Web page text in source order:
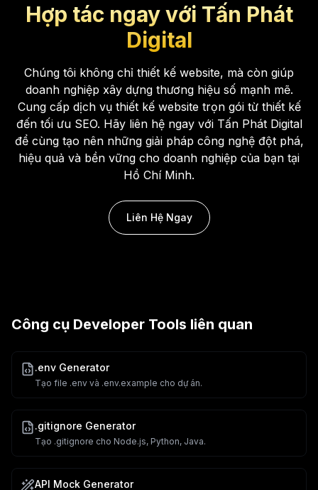
Hợp tác ngay với Tấn Phát
Digital
Chúng tôi không chỉ thiết kế website, mà còn giúp
doanh nghiệp xây dựng thương hiệu số mạnh mẽ.
Cung cấp dịch vụ thiết kế website trọn gói từ thiết kế
đến tối ưu SEO. Hãy liên hệ ngay với Tấn Phát Digital
để cùng tạo nên những giải pháp công nghệ đột phá,
hiệu quả và bền vững cho doanh nghiệp của bạn tại
Hồ Chí Minh.
Liên Hệ Ngay
Công cụ Developer Tools liên quan
.env Generator
Tạo file .env và .env.example cho dự án.
.gitignore Generator
Tạo .gitignore cho Node.js, Python, Java.
API Mock Generator